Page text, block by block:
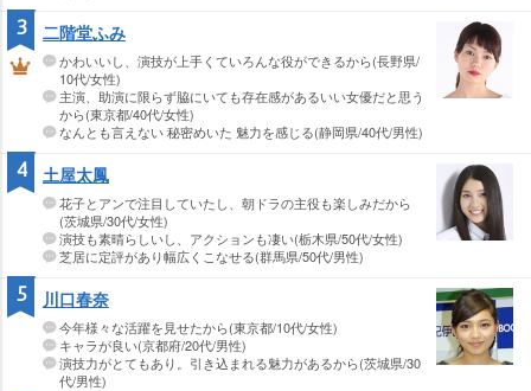
二階堂ふみ
かわいいし、演技が上手くていろんな役ができるから(長野県/
10代/女性)
主演、助演に限らず脇にいても存在感があるいい女優だと思う
から(東京都/40代/女性)
なんとも言えない 秘密めいた 魅力を感じる(静岡県/40代/男性)
3
土屋太鳳
花子とアンで注目していたし、朝ドラの主役も楽しみだから
(茨城県/30代/女性)
演技も素晴らしいし、アクションも凄い(栃木県/50代/女性)
芝居に定評があり幅広くこなせる(群馬県/50代/男性)
4
川口春奈
今年様々な活躍を見せたから(東京都/10代/女性)
キャラが良い(京都府/20代/男性)
演技力がとてもあり。引き込まれる魅力があるから(茨城県/30
代/男性)
5